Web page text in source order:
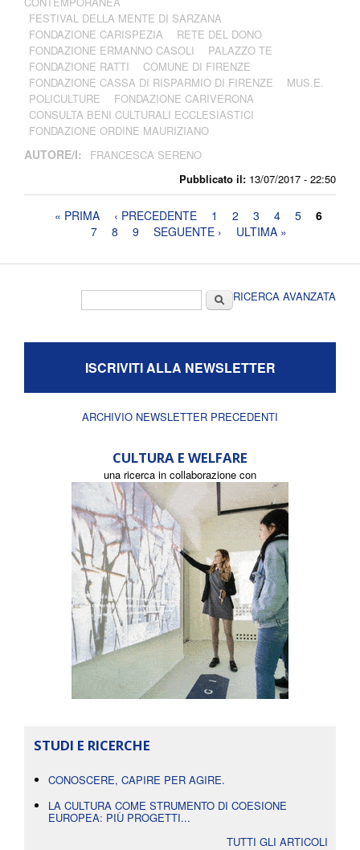
Pubblicato il: 13/07/2017 - 22:50
FESTIVAL DELLA MENTE DI SARZANA
FONDAZIONE CARISPEZIA
RETE DEL DONO
FONDAZIONE ERMANNO CASOLI
PALAZZO TE
FONDAZIONE RATTI
COMUNE DI FIRENZE
FONDAZIONE CASSA DI RISPARMIO DI FIRENZE
MUS.E.
POLICULTURE
FONDAZIONE CARIVERONA
CONSULTA BENI CULTURALI ECCLESIASTICI
FONDAZIONE ORDINE MAURIZIANO
AUTORE/I: FRANCESCA SERENO
Pagine« PRIMA ‹ PRECEDENTE 1 2 3 4 5
6
7
8 9 SEGUENTE › ULTIMA »
CercaRICERCA AVANZATA
ISCRIVITI ALLA NEWSLETTER
ARCHIVIO NEWSLETTER PRECEDENTI
CULTURA E WELFARE
una ricerca in collaborazione con
STUDI E RICERCHE
CONOSCERE, CAPIRE PER AGIRE.
LA CULTURA COME STRUMENTO DI COESIONE
EUROPEA: PIÙ PROGETTI...
TUTTI GLI ARTICOLI